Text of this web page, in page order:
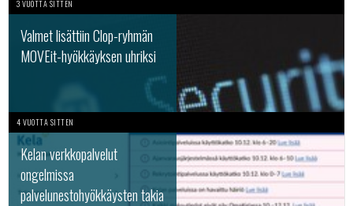
3 VUOTTA SITTEN
Valmet lisättiin Clop-ryhmän
MOVEit-hyökkäyksen uhriksi
4 VUOTTA SITTEN
Kelan verkkopalvelut
ongelmissa
palvelunestohyökkäysten takia